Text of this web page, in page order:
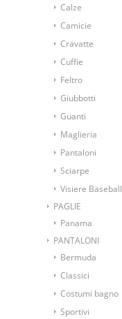
Calze
Camicie
Cravatte
Cuffie
Feltro
Giubbotti
Guanti
Maglieria
Pantaloni
Sciarpe
Visiere Baseball
PAGLIE
Panama
PANTALONI
Bermuda
Classici
Costumi bagno
Sportivi